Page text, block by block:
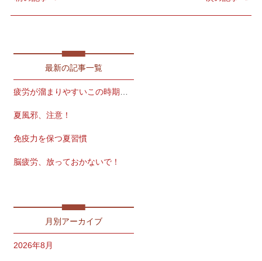
最新の記事一覧
夏風邪、注意！
免疫力を保つ夏習慣
脳疲労、放っておかないで！
月別アーカイブ
2026年8月